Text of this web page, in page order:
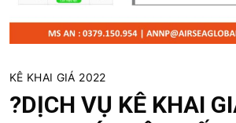
KÊ KHAI GIÁ 2022
?DỊCH VỤ KÊ KHAI